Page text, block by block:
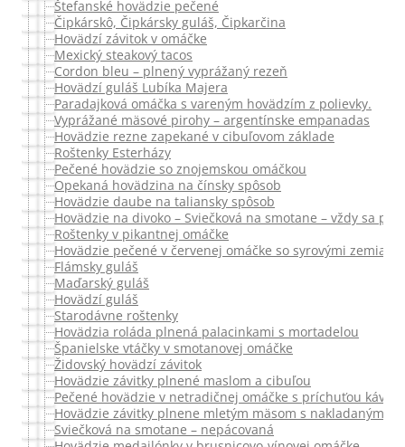
Štefanské hovädzie pečené
Čipkárskô, Čipkársky guláš, Čipkarčina
Hovädzí závitok v omáčke
Mexický steakový tacos
Cordon bleu – plnený vyprážaný rezeň
Hovädzí guláš Lubíka Majera
Paradajková omáčka s vareným hovädzím z polievky.
Vyprážané mäsové pirohy – argentínske empanadas
Hovädzie rezne zapekané v cibuľovom základe
Roštenky Esterházy
Pečené hovädzie so znojemskou omáčkou
Opekaná hovädzina na čínsky spôsob
Hovädzie daube na taliansky spôsob
Hovädzie na divoko – Sviečková na smotane – vždy sa
Roštenky v pikantnej omáčke
Hovädzie pečené v červenej omáčke so syrovými
Flámsky guláš
Maďarský guláš
Hovädzí guláš
Starodávne roštenky
Hovädzia roláda plnená palacinkami s mortadelou
Španielske vtáčky v smotanovej omáčke
Židovský hovädzí závitok
Hovädzie závitky plnené maslom a cibuľou
Pečené hovädzie v netradičnej omáčke s príchuťou kávy
Hovädzie závitky plnene mletým mäsom s nakladaným
Sviečková na smotane – nepácovaná